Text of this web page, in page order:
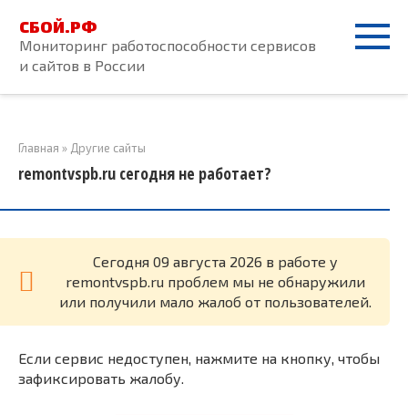
контенту
СБОЙ.РФ
Мониторинг работоспособности сервисов
и сайтов в России
Главная » Другие сайты
remontvspb.ru сегодня не работает?
Cегодня 09 августа 2026 в работе у
remontvspb.ru проблем мы не обнаружили
или получили мало жалоб от пользователей.
Если сервис недоступен, нажмите на кнопку, чтобы
зафиксировать жалобу.